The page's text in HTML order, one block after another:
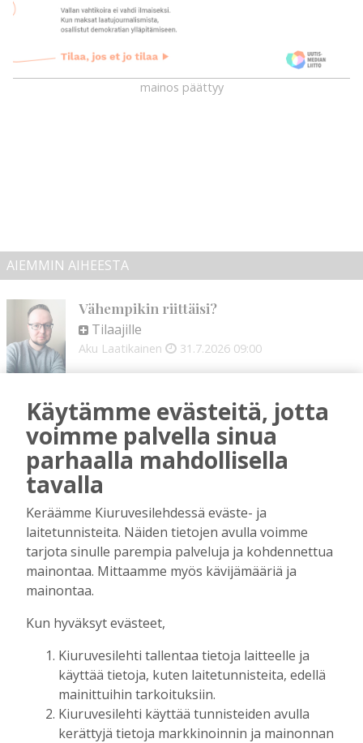
mainos päättyy
AIEMMIN AIHEESTA
Vähempikin riittäisi?
Tilaajille
Aku Laatikainen 31.7.2026 09:00
Hupihalliin kyllä riittää rahaa
Tilaajille
Kirsi Haapea 18.7.2026 09:00
Jet lagia ilman ulkomaanreissua
Aku Laatikainen 12.7.2026 10:00
Enää kolme viikkoa
Tilaajille
Tärkeintä ei ole voitto, vaan olla osa
tarinaa
Tilaajille
Jaana Selander 10.6.2026 09:18
Käytämme evästeitä, jotta
voimme palvella sinua
parhaalla mahdollisella
tavalla
Keräämme Kiuruvesilehdessä eväste- ja
laitetunnisteita. Näiden tietojen avulla voimme
tarjota sinulle parempia palveluja ja kohdennettua
mainontaa. Mittaamme myös kävijämääriä ja
mainontaa.
Kun hyväksyt evästeet,
Kiuruvesilehti tallentaa tietoja laitteelle ja
käyttää tietoja, kuten laitetunnisteita, edellä
mainittuihin tarkoituksiin.
Kiuruvesilehti käyttää tunnisteiden avulla
kerättyjä tietoja markkinoinnin ja mainonnan